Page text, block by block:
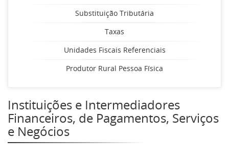
Substituição Tributária
Taxas
Unidades Fiscais Referenciais
Produtor Rural Pessoa Física
Instituições e Intermediadores
Financeiros, de Pagamentos, Serviços
e Negócios